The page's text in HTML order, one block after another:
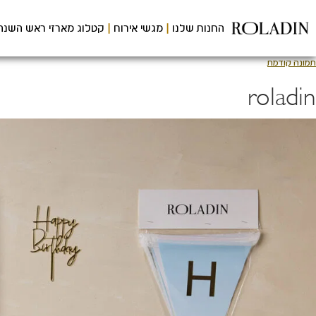
לתוכן
המרכזי
החנות שלנו מגשי אירוח קטלוג מארזי ראש
תמונה קודמת
roladin